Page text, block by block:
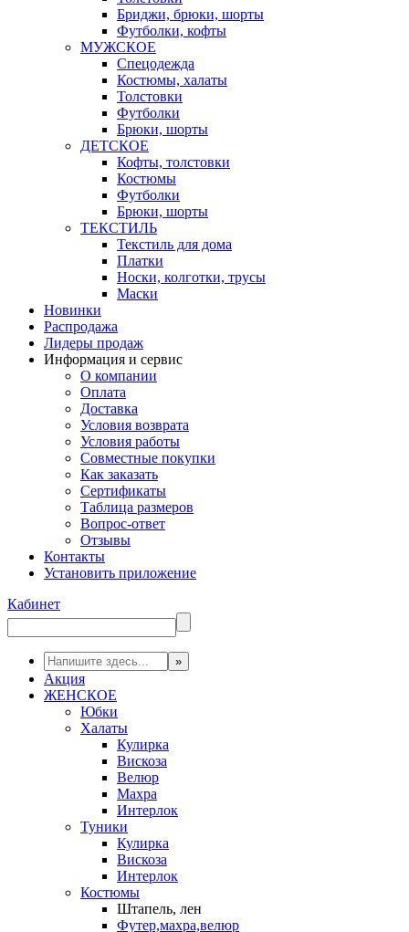
Бриджи, брюки, шорты
Футболки, кофты
МУЖСКОЕ
Спецодежда
Костюмы, халаты
Толстовки
Футболки
Брюки, шорты
ДЕТСКОЕ
Кофты, толстовки
Костюмы
Футболки
Брюки, шорты
ТЕКСТИЛЬ
Текстиль для дома
Платки
Носки, колготки, трусы
Маски
Новинки
Распродажа
Лидеры продаж
Информация и сервис
О компании
Оплата
Доставка
Условия возврата
Условия работы
Совместные покупки
Как заказать
Сертификаты
Таблица размеров
Вопрос-ответ
Отзывы
Контакты
Установить приложение
Кабинет
Акция
ЖЕНСКОЕ
Юбки
Халаты
Кулирка
Вискоза
Велюр
Махра
Интерлок
Туники
Кулирка
Вискоза
Интерлок
Костюмы
Штапель, лен
Футер,махра,велюр